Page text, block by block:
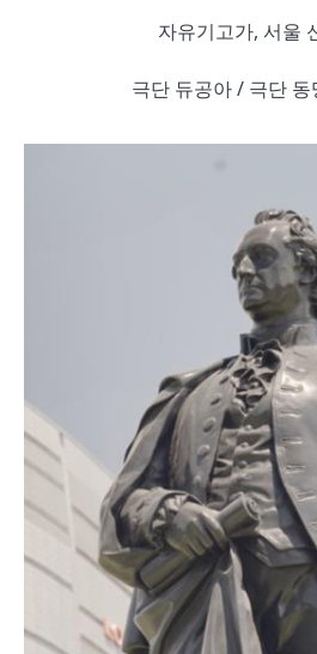
자유기고가, 서울
극단 듀공아 / 극단